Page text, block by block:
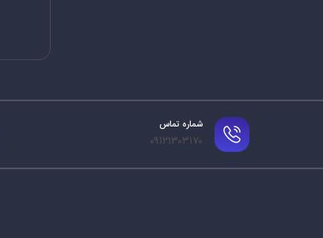
شماره تماس
۰۹۱۲۱۳۰۳۱۷۰